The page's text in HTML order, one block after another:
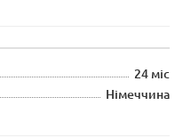
24 міс
Німеччина